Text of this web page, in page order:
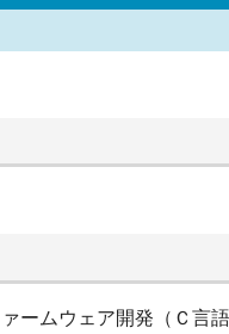
ームウェア開発（Ｃ言語